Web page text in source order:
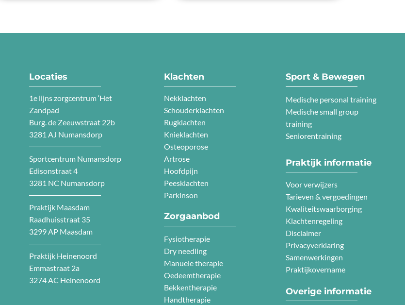
Locaties
1e lijns zorgcentrum ‘Het
Zandpad
Burg. de Zeeuwstraat 22b
3281 AJ Numansdorp
Sportcentrum Numansdorp
Edisonstraat 4
3281 NC Numansdorp
Praktijk Maasdam
Raadhuisstraat 35
3299 AP Maasdam
Praktijk Heinenoord
Emmastraat 2a
3274 AC Heinenoord
Klachten
Nekklachten
Schouderklachten
Rugklachten
Knieklachten
Osteoporose
Artrose
Hoofdpijn
Peesklachten
Parkinson
Zorgaanbod
Fysiotherapie
Dry needling
Manuele therapie
Oedeemtherapie
Bekkentherapie
Handtherapie
Sport & Bewegen
Medische personal training
Medische small group
training
Seniorentraining
Praktijk informatie
Voor verwijzers
Tarieven & vergoedingen
Kwaliteitswaarborging
Klachtenregeling
Disclaimer
Privacyverklaring
Samenwerkingen
Praktijkovername
Overige informatie